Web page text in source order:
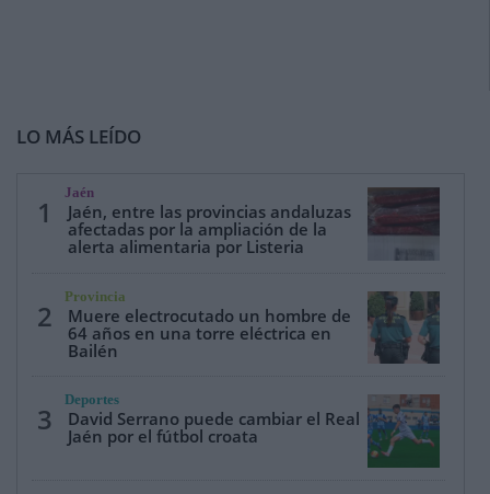
LO MÁS LEÍDO
1
Jaén
Jaén, entre las provincias andaluzas
afectadas por la ampliación de la
alerta alimentaria por Listeria
2
Provincia
Muere electrocutado un hombre de
64 años en una torre eléctrica en
Bailén
3
Deportes
David Serrano puede cambiar el Real
Jaén por el fútbol croata